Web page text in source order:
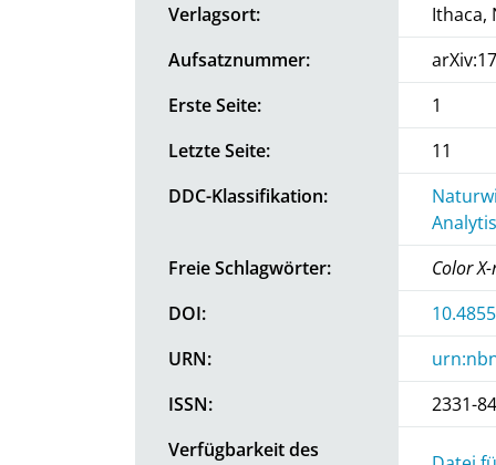
Verlagsort:
Ithaca,
Aufsatznummer:
Erste Seite:
1
Letzte Seite:
11
DDC-Klassifikation:
Freie Schlagwörter:
Color
DOI:
URN:
ISSN:
2331-
Verfügbarkeit des